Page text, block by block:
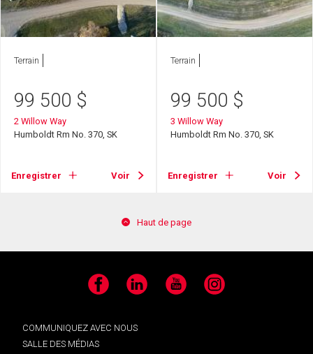
Terrain
99 500 $
2 Willow Way
Humboldt Rm No. 370, SK
Enregistrer Voir
Terrain
99 500 $
3 Willow Way
Humboldt Rm No. 370, SK
Enregistrer Voir
Haut de page
Facebook LinkedIn YouTube Instagram
COMMUNIQUEZ AVEC NOUS
SALLE DES MÉDIAS